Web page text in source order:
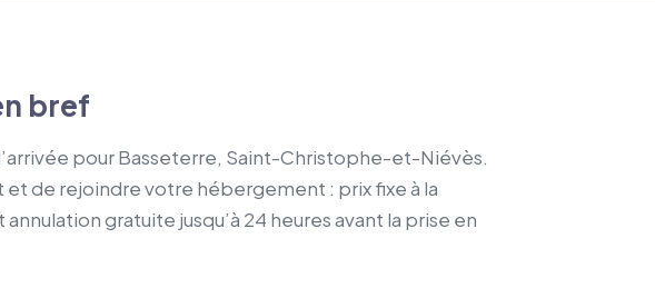
bref
pour Basseterre, Saint-Christophe-et-Niévès.
de rejoindre votre hébergement : prix fixe à la
gratuite jusqu’à 24 heures avant la prise en